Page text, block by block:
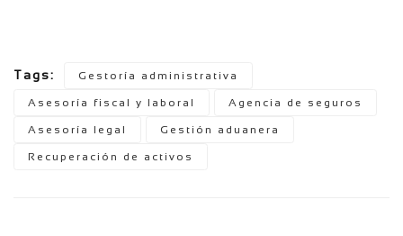
Tags: Gestoría administrativa
Asesoría fiscal y laboral Agencia de seguros
Asesoría legal Gestión aduanera
Recuperación de activos